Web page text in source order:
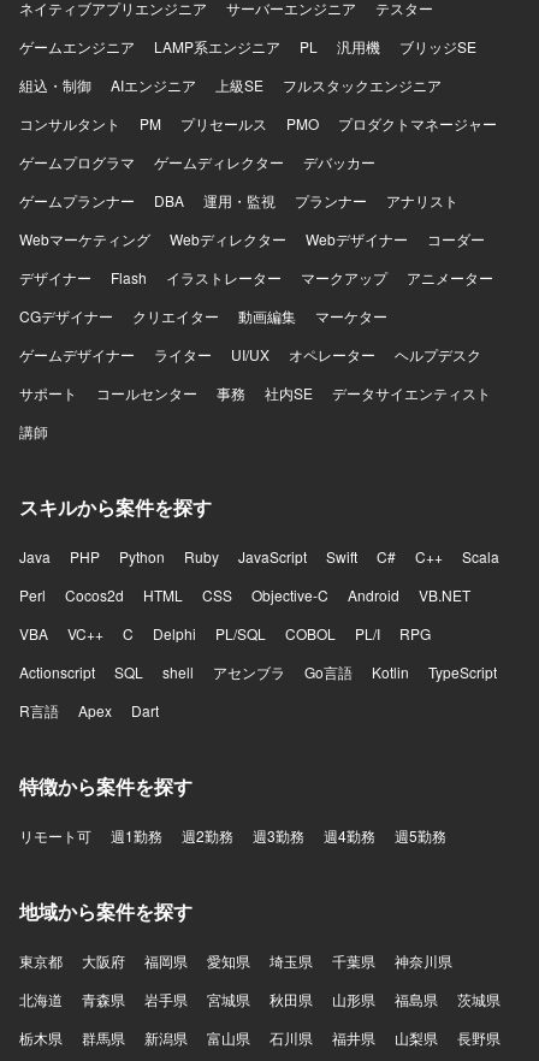
用されており、移行作業にあたっては既存構成を踏まえた
検証・切替手順の設計および実施を行っていただきます。
ネイティブアプリエンジニア
サーバーエンジニア
テスター
ゲームエンジニア
LAMP系エンジニア PL 汎用機
ブリッジSE
組込・制御
AIエンジニア 上級SE
フルスタックエンジニア
コンサルタント
PM プリセールス PMO
プロダクトマネージャー
ゲームプログラマ
ゲームディレクター
デバッカー
ゲームプランナー
DBA 運用・監視 プランナー
アナリスト
Webマーケティング
Webディレクター Webデザイナー
コーダー
デザイナー
Flash イラストレーター マークアップ
アニメーター
CGデザイナー
クリエイター 動画編集
マーケター
ゲームデザイナー
ライター UI/UX オペレーター
ヘルプデスク
サポート
コールセンター 事務 社内SE
データサイエンティスト
講師
スキルから案件を探す
Java PHP Python Ruby JavaScript Swift C# C++
Scala
Perl
Cocos2d HTML CSS Objective-C Android
VB.NET
VBA
VC++ C Delphi PL/SQL COBOL PL/I
RPG
Actionscript
SQL shell アセンブラ Go言語 Kotlin
TypeScript
R言語
Apex Dart
特徴から案件を探す
リモート可 週1勤務 週2勤務 週3勤務 週4勤務 週5勤務
地域から案件を探す
東京都 大阪府 福岡県 愛知県 埼玉県 千葉県
神奈川県
北海道
青森県 岩手県 宮城県 秋田県 山形県 福島県
茨城県
栃木県
群馬県 新潟県 富山県 石川県 福井県 山梨県 長野県